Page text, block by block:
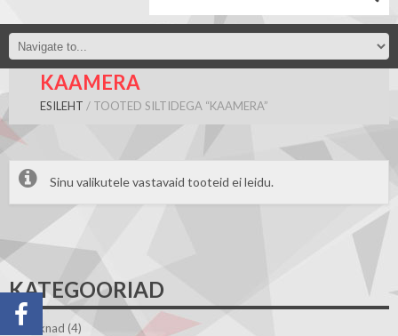
KAAMERA
ESILEHT / TOOTED SILTIDEGA “KAAMERA”
Sinu valikutele vastavaid tooteid ei leidu.
KATEGOORIAD
Aknad (4)